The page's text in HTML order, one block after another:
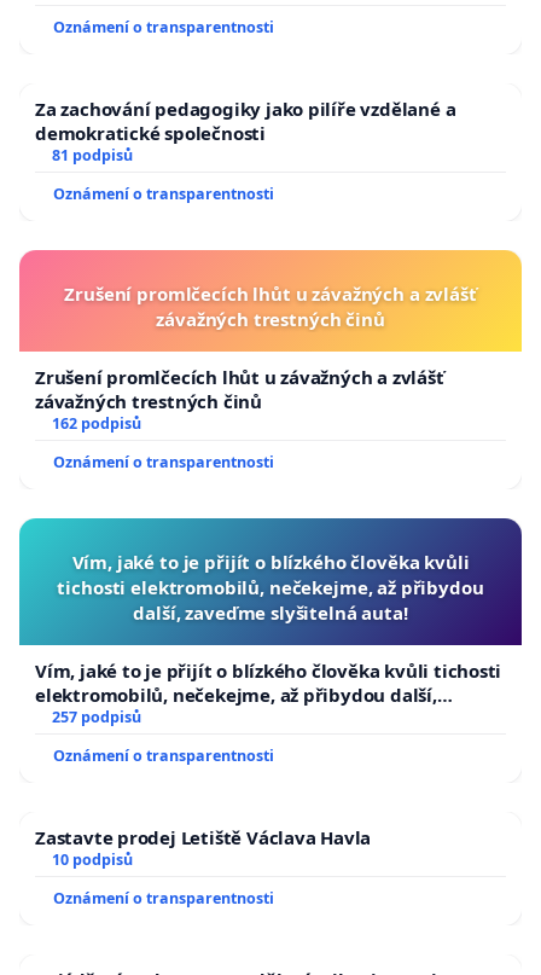
Oznámení o transparentnosti
Za zachování pedagogiky jako pilíře vzdělané a
demokratické společnosti
81 podpisů
Oznámení o transparentnosti
Zrušení promlčecích lhůt u závažných a zvlášť
závažných trestných činů
Zrušení promlčecích lhůt u závažných a zvlášť
závažných trestných činů
162 podpisů
Oznámení o transparentnosti
Vím, jaké to je přijít o blízkého člověka kvůli
tichosti elektromobilů, nečekejme, až přibydou
další, zaveďme slyšitelná auta!
Vím, jaké to je přijít o blízkého člověka kvůli tichosti
elektromobilů, nečekejme, až přibydou další,
zaveďme slyšitelná auta!
257 podpisů
Oznámení o transparentnosti
Zastavte prodej Letiště Václava Havla
10 podpisů
Oznámení o transparentnosti